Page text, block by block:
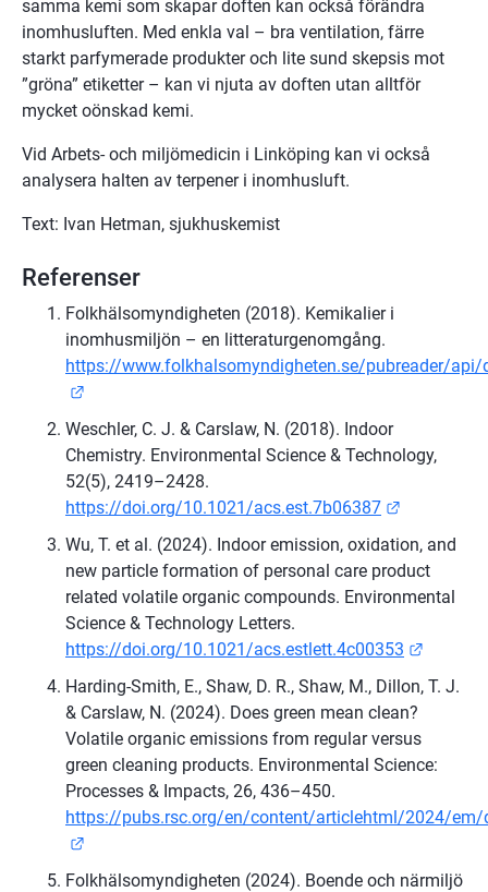
samma kemi som skapar doften kan också förändra
inomhusluften. Med enkla val – bra ventilation, färre
starkt parfymerade produkter och lite sund skepsis mot
”gröna” etiketter – kan vi njuta av doften utan alltför
mycket oönskad kemi.
Vid Arbets- och miljömedicin i Linköping kan vi också
analysera halten av terpener i inomhusluft.
Text: Ivan Hetman, sjukhuskemist
Referenser
Folkhälsomyndigheten (2018). Kemikalier i
https://www.folkhalsomyndigheten.se/pubreader/
Weschler, C. J. & Carslaw, N. (2018). Indoor
Chemistry. Environmental Science & Technology,
https://doi.org/10.1021/acs.est.7b06387
Wu, T. et al. (2024). Indoor emission, oxidation, and
new particle formation of personal care product
related volatile organic compounds. Environmental
https://doi.org/10.1021/acs.estlett.4c00353
Harding-Smith, E., Shaw, D. R., Shaw, M., Dillon, T. J.
& Carslaw, N. (2024). Does green mean clean?
Volatile organic emissions from regular versus
green cleaning products. Environmental Science:
https://pubs.rsc.org/en/content/articlehtml/2024/em/
Folkhälsomyndigheten (2024). Boende och närmiljö